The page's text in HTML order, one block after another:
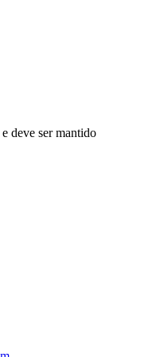
deve ser mantido